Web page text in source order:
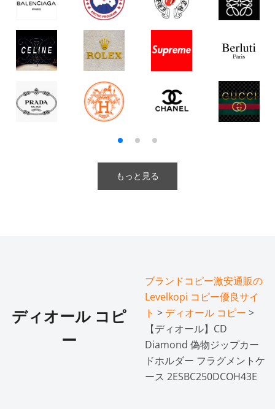
もっと見る
ディオール コピ
ー
ブランドコピー激安通販の
Levelkopi コピー優良サイ
ト > ディオール コピー >
【ディオール】CD
Diamond 偽物ジップカー
ドホルダー フラグメントケ
ース 2ESBC250DCOH43E